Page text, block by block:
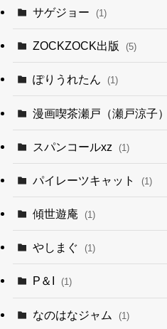
サゲジョー (1)
ZOCKZOCK出版 (5)
ぽりうれたん (1)
漫画喫茶瀬戸（瀬戸涼子）
スパンコールxz (1)
パイレーツキャット (1)
傾世遊庵 (1)
やしまぐ (1)
P＆I (1)
なのはなジャム (1)